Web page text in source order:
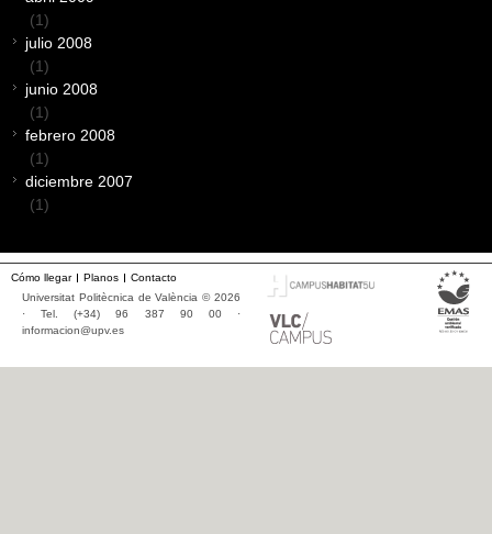
(1)
julio 2008
(1)
junio 2008
(1)
febrero 2008
(1)
diciembre 2007
(1)
Cómo llegar Planos
Contacto
Universitat Politècnica de València © 2026
· Tel. (+34) 96 387 90 00 ·
informacion@upv.es